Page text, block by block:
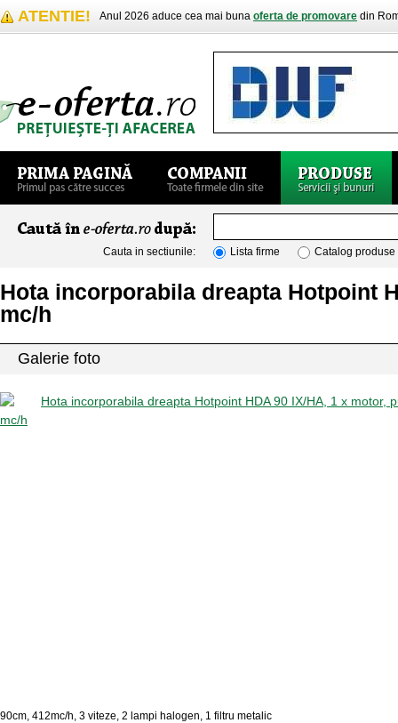
ATENTIE! Anul 2026 aduce cea mai buna oferta de promovare din
Cauta in sectiunile: Lista firme Catalog produse
Hota incorporabila dreapta Hotpoint
mc/h
Galerie foto
90cm, 412mc/h, 3 viteze, 2 lampi halogen, 1 filtru metalic